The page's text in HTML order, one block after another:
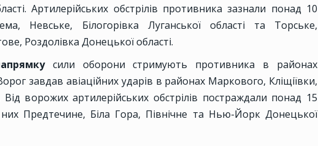
Артилерійських обстрілів противника зазнали понад 10
Невське, Білогорівка Луганської області та Торське,
Роздолівка Донецької області.
сили оборони стримують противника в районах
завдав авіаційних ударів в районах Маркового, Кліщіївки,
ворожих артилерійських обстрілів постраждали понад 15
них Предтечине, Біла Гора, Північне та Нью-Йорк Донецької